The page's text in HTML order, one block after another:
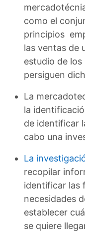
como el
principios
las ventas de
estudio de
persiguen
La
la
de identificar
cabo una
La
recopilar
identificar las
necesidades
establecer
se quiere